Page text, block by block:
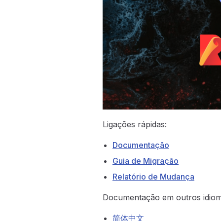
Ligações rápidas:
Documentação
Guia de Migração
Relatório de Mudança
Documentação em outros
简体中文